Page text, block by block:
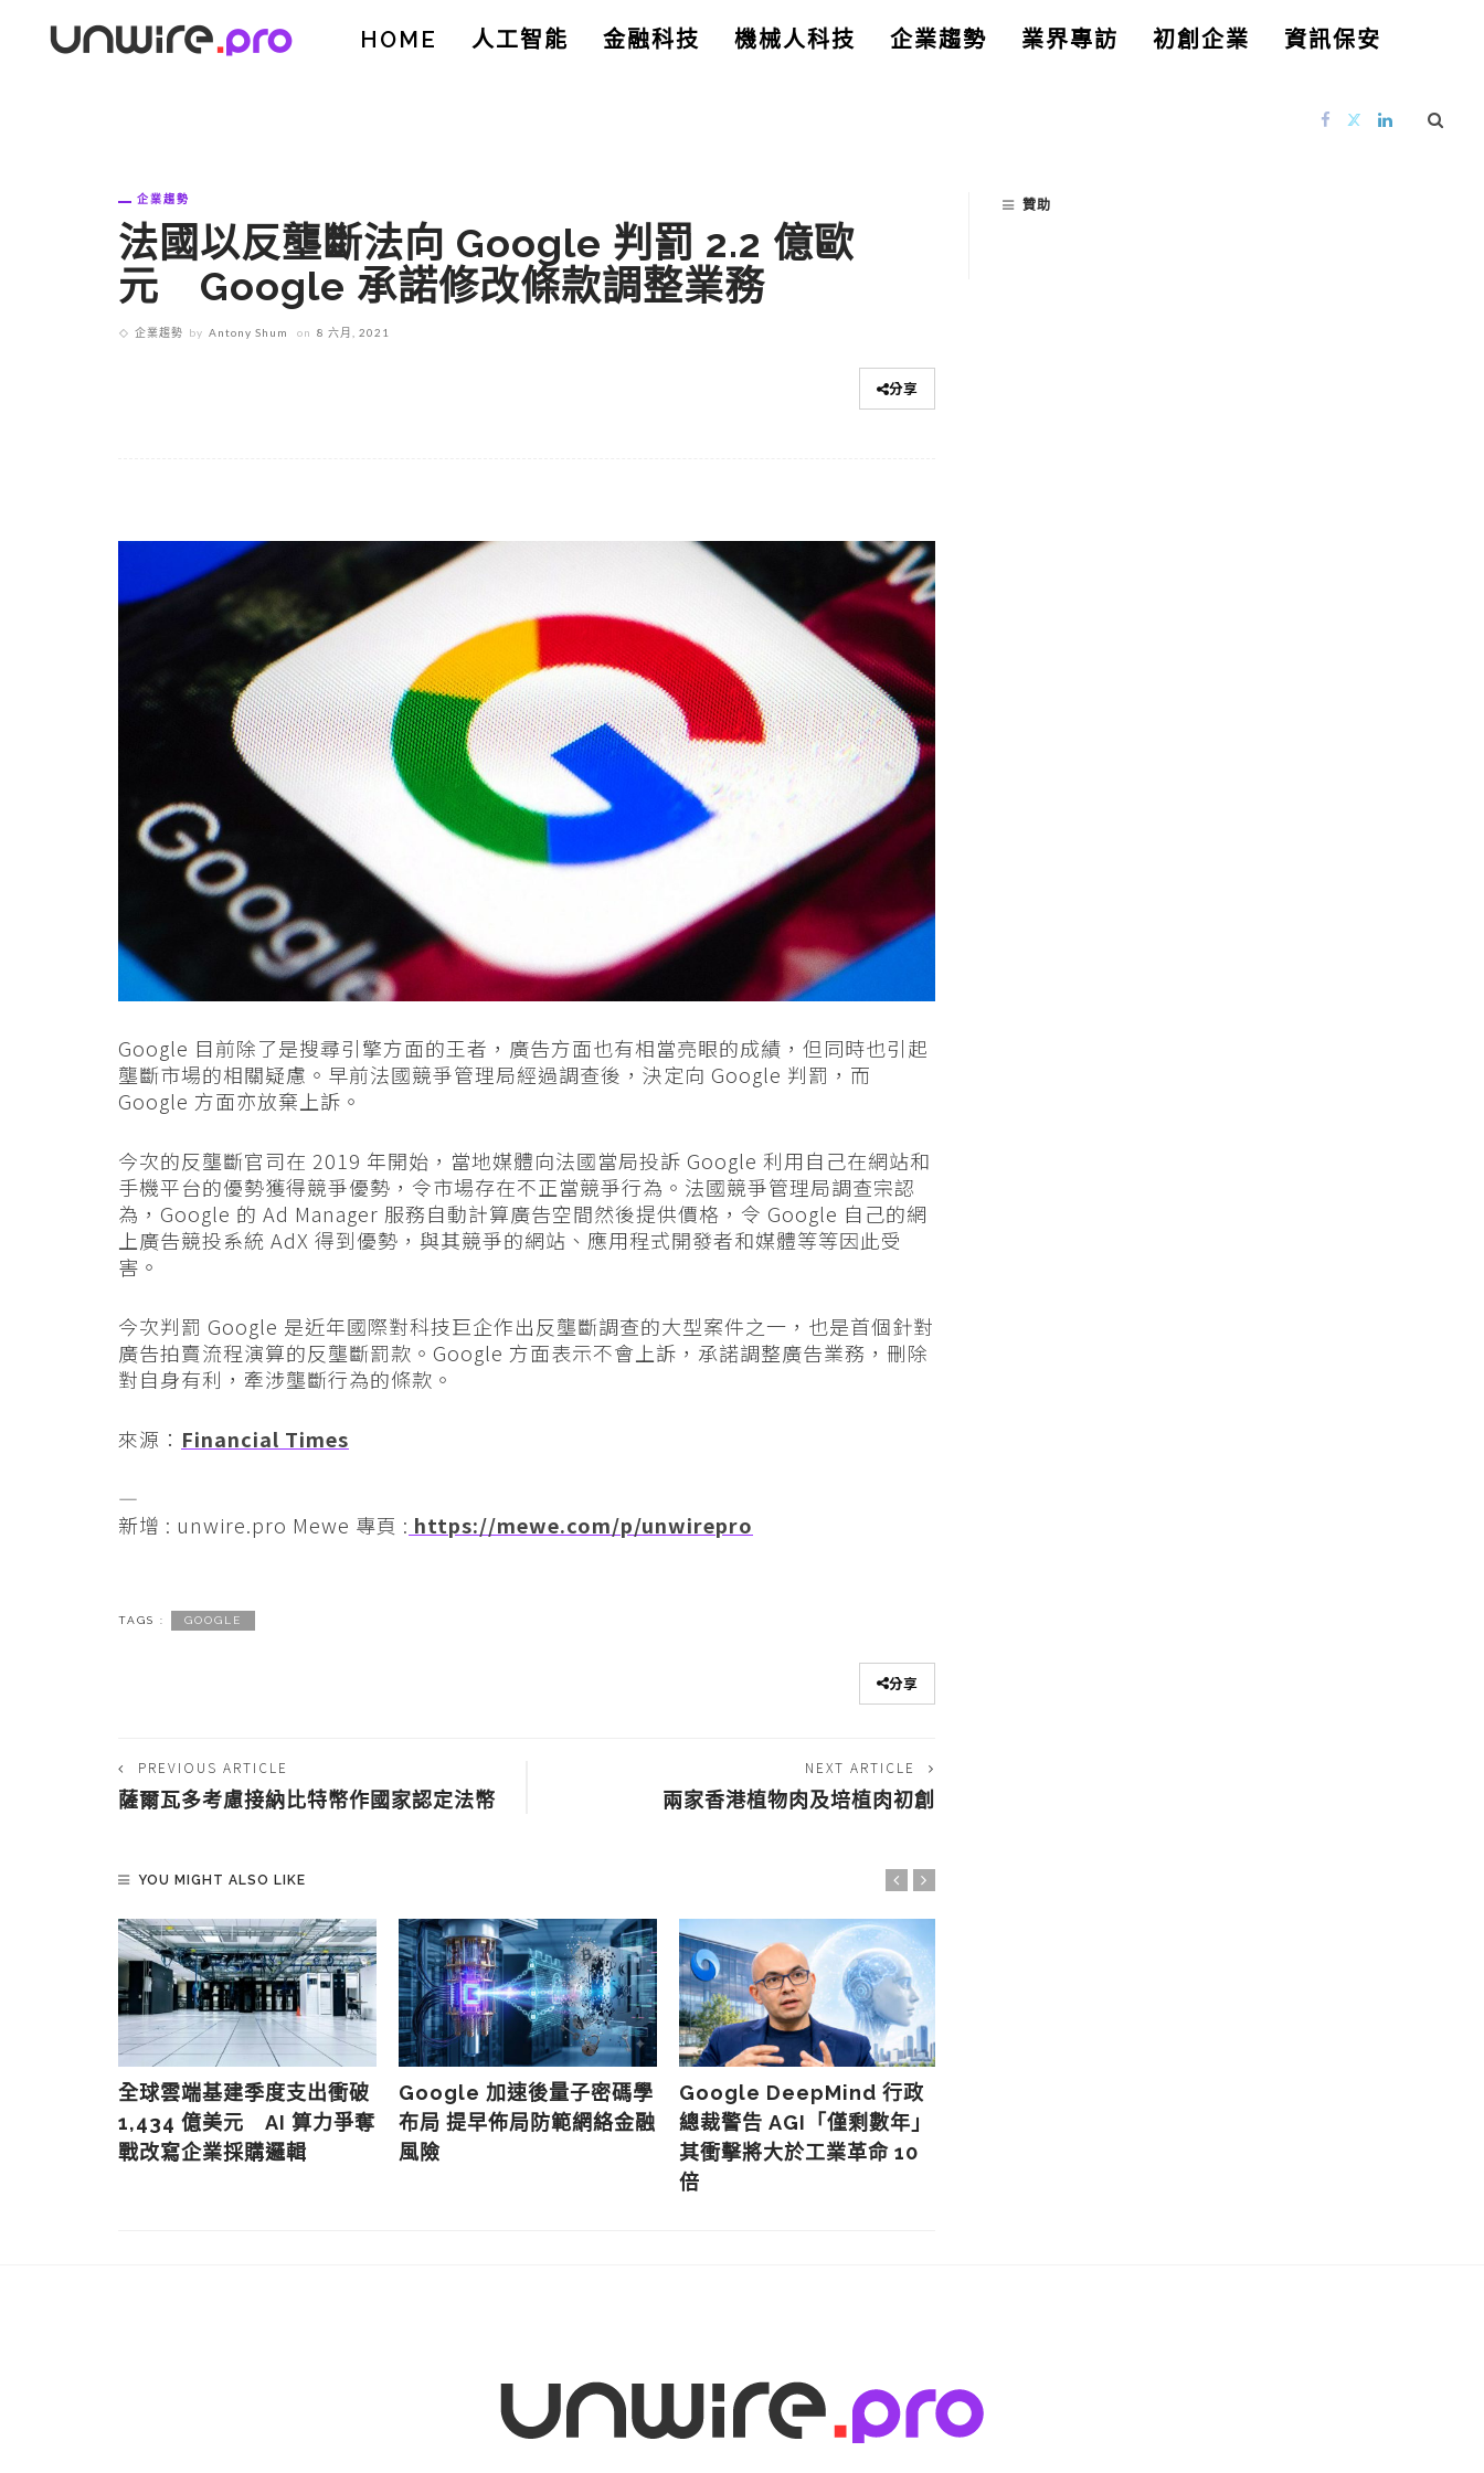
HOME 人工智能 金融科技 機械人科技 企業趨勢 業界專訪 初創企業 資訊保安
企業趨勢
法國以反壟斷法向 Google 判罰 2.2 億歐
元 Google 承諾修改條款調整業務
企業趨勢 by Antony Shum on 8 六月, 2021
分享
Google 目前除了是搜尋引擎方面的王者，廣告方面也有相當亮眼的成績，但同時也引起
壟斷市場的相關疑慮。早前法國競爭管理局經過調查後，決定向 Google 判罰，而
Google 方面亦放棄上訴。
今次的反壟斷官司在 2019 年開始，當地媒體向法國當局投訴 Google 利用自己在網站和
手機平台的優勢獲得競爭優勢，令市場存在不正當競爭行為。法國競爭管理局調查宗認
為，Google 的 Ad Manager 服務自動計算廣告空間然後提供價格，令 Google 自己的網
上廣告競投系統 AdX 得到優勢，與其競爭的網站、應用程式開發者和媒體等等因此受
害。
今次判罰 Google 是近年國際對科技巨企作出反壟斷調查的大型案件之一，也是首個針對
廣告拍賣流程演算的反壟斷罰款。Google 方面表示不會上訴，承諾調整廣告業務，刪除
對自身有利，牽涉壟斷行為的條款。
來源： Financial Times
—
新增 : unwire.pro Mewe 專頁 : https://mewe.com/p/unwirepro
TAGS : GOOGLE
分享
PREVIOUS ARTICLE
薩爾瓦多考慮接納比特幣作國家認定法幣
NEXT ARTICLE
兩家香港植物肉及培植肉初創
YOU MIGHT ALSO LIKE
全球雲端基建季度支出衝破
1,434 億美元 AI 算力爭奪
戰改寫企業採購邏輯
Google 加速後量子密碼學
布局 提早佈局防範網絡金融
風險
Google DeepMind 行政
總裁警告 AGI「僅剩數年」
其衝擊將大於工業革命 10
倍
贊助